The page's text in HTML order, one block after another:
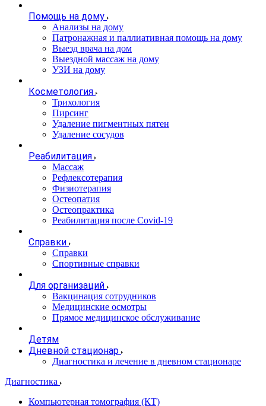
Помощь на дому
Анализы на дому
Патронажная и паллиативная помощь на дому
Выезд врача на дом
Выездной массаж на дому
УЗИ на дому
Косметология
Трихология
Пирсинг
Удаление пигментных пятен
Удаление сосудов
Реабилитация
Массаж
Рефлексотерапия
Физиотерапия
Остеопатия
Остеопрактика
Реабилитация после Covid-19
Справки
Справки
Спортивные справки
Для организаций
Вакцинация сотрудников
Медицинские осмотры
Прямое медицинское обслуживание
Детям
Дневной стационар
Диагностика и лечение в дневном стационаре
Диагностика
Компьютерная томография (КТ)